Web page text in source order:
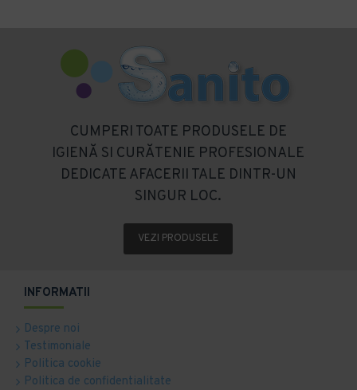
CUMPERI TOATE PRODUSELE DE
IGIENĂ SI CURĂTENIE PROFESIONALE
DEDICATE AFACERII TALE DINTR-UN
SINGUR LOC.
VEZI PRODUSELE
INFORMATII
Despre noi
Testimoniale
Politica cookie
Politica de confidentialitate